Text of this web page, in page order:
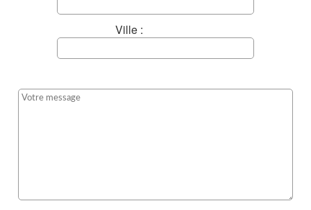
Ville :